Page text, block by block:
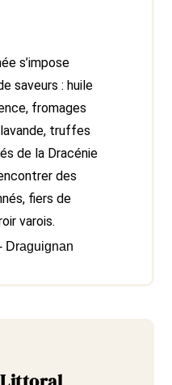
s’impose
saveurs : huile
fromages
truffes
de la Dracénie
des
fiers de
varois.